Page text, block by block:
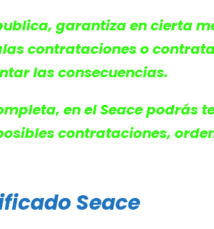
garantiza en cierta
contrataciones o
las consecuencias.
en el Seace podrás
contrataciones,
Seace